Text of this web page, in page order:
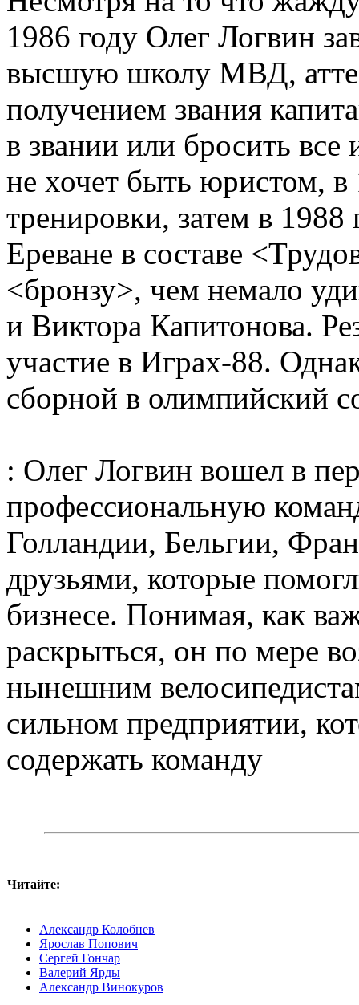
1986 году Олег Логвин
высшую школу МВД,
получением звания
в звании или бросить все
не хочет быть юристом, в
тренировки, затем в
Ереване в составе
<бронзу>, чем немало
и Виктора Капитонова.
участие в Играх-88.
сборной в олимпийский
: Олег Логвин вошел в
профессиональную
Голландии, Бельгии,
друзьями, которые
бизнесе. Понимая, как
раскрыться, он по мере
нынешним
сильном предприятии,
содержать команду
Читайте:
Александр Колобнев
Ярослав Попович
Сергей Гончар
Валерий Ярды
Александр Винокуров